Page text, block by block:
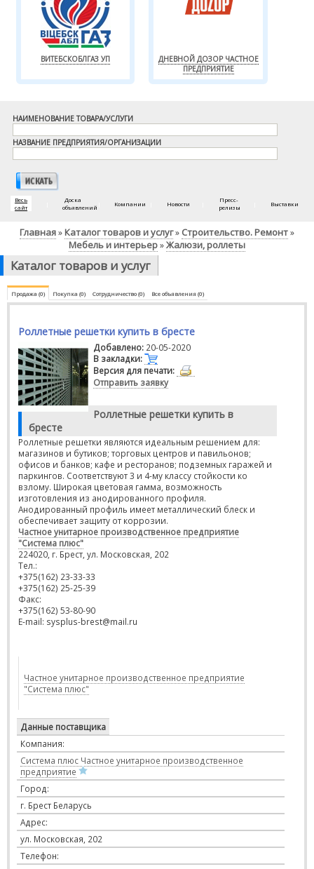
ВИТЕБСКОБЛГАЗ УП
ДНЕВНОЙ ДОЗОР ЧАСТНОЕ
ПРЕДПРИЯТИЕ
НАИМЕНОВАНИЕ ТОВАРА/УСЛУГИ
НАЗВАНИЕ ПРЕДПРИЯТИЯ/ОРГАНИЗАЦИИ
Весь
сайт
Доска
объявлений
Компании Новости
Пресс-
релизы
Выставки
Главная» Каталог товаров и услуг» Строительство. Ремонт»
Мебель и интерьер»Жалюзи, роллеты
Каталог товаров и услуг
Продажа (0) Покупка (0) Сотрудничество (0) Все объявления (0)
Роллетные решетки купить в бресте
Добавлено: 20-05-2020
В закладки:
Версия для печати:
Отправить заявку
Роллетные решетки купить в
бресте
Роллетные решетки являются идеальным решением для:
магазинов и бутиков; торговых центров и павильонов;
офисов и банков; кафе и ресторанов; подземных гаражей и
паркингов. Соответствуют 3 и 4-му классу стойкости ко
взлому. Широкая цветовая гамма, возможность
изготовления из анодированного профиля.
Анодированный профиль имеет металлический блеск и
обеспечивает защиту от коррозии.
Частное унитарное производственное предприятие
"Система плюс"
224020, г. Брест, ул. Московская, 202
Тел.:
+375(162) 23-33-33
+375(162) 25-25-39
Факс:
+375(162) 53-80-90
E-mail: sysplus-brest@mail.ru
Частное унитарное производственное предприятие
"Система плюс"
Данные поставщика
Компания:
Система плюс Частное унитарное производственное
предприятие
Город:
г. Брест Беларусь
Адрес:
ул. Московская, 202
Телефон: